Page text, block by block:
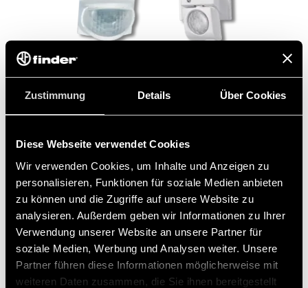
Zustimmung Details Über Cookies
Diese Webseite verwendet Cookies
Wir verwenden Cookies, um Inhalte und Anzeigen zu
personalisieren, Funktionen für soziale Medien anbieten
zu können und die Zugriffe auf unsere Website zu
analysieren. Außerdem geben wir Informationen zu Ihrer
Verwendung unserer Website an unsere Partner für
soziale Medien, Werbung und Analysen weiter. Unsere
Partner führen diese Informationen möglicherweise mit
weiteren Daten zusammen, die Sie ihnen bereitgestellt
18
SERIEN
Bewegungs- und Präsenzmelder 10A